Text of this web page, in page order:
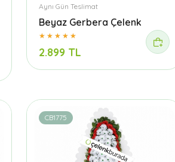
Aynı Gün Teslimat
Beyaz Gerbera Çelenk
2.899 TL
CB1775